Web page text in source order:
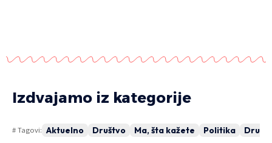
Izdvajamo iz kategorije
# Tagovi: Aktuelno Društvo Ma, šta kažete Politika Drugi